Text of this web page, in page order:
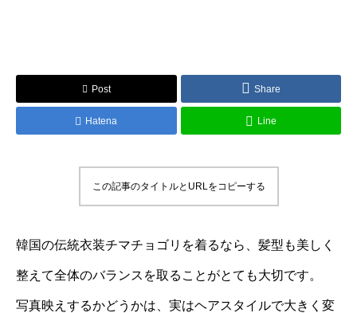
Post Share
Hatena Line
この記事のタイトルとURLをコピーする
韓国の伝統衣装チマチョゴリを着るなら、髪型も美しく
整えて全体のバランスを取ることがとても大切です。
写真映えするかどうかは、実はヘアスタイルで大きく変